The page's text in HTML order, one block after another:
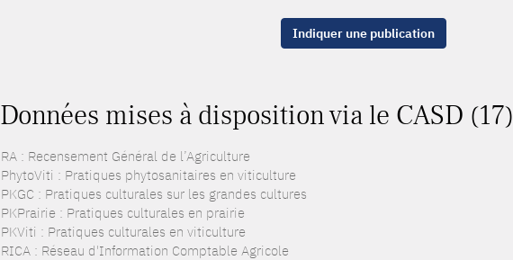
Indiquer une publication
Données mises à disposition via le CASD (17)
RA : Recensement Général de l’Agriculture
PhytoViti : Pratiques phytosanitaires en viticulture
PKGC : Pratiques culturales sur les grandes cultures
PKPrairie : Pratiques culturales en prairie
PKViti : Pratiques culturales en viticulture
RICA : Réseau d'Information Comptable Agricole